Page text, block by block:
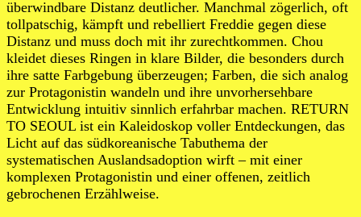
überwindbare Distanz deutlicher. Manchmal zögerlich, oft
tollpatschig, kämpft und rebelliert Freddie gegen diese
Distanz und muss doch mit ihr zurechtkommen. Chou
kleidet dieses Ringen in klare Bilder, die besonders durch
ihre satte Farbgebung überzeugen; Farben, die sich analog
zur Protagonistin wandeln und ihre unvorhersehbare
Entwicklung intuitiv sinnlich erfahrbar machen. RETURN
TO SEOUL ist ein Kaleidoskop voller Entdeckungen, das
Licht auf das südkoreanische Tabuthema der
systematischen Auslandsadoption wirft – mit einer
komplexen Protagonistin und einer offenen, zeitlich
gebrochenen Erzählweise.